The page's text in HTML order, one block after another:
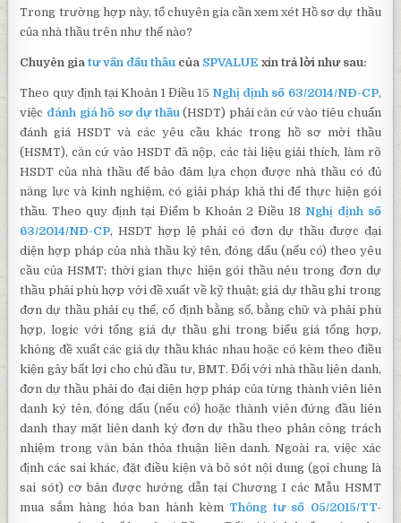
Trong trường hợp này, tổ chuyên gia cần xem xét Hồ sơ dự thầu
của nhà thầu trên như thế nào?
Chuyên giatư vấn đấu thầu của SPVALUE xin trả lời như sau:
Theo quy định tại Khoản 1 Điều 15 Nghị định số 63/2014/NĐ-CP,
việc đánh giá hồ sơ dự thầu(HSDT) phải căn cứ vào tiêu chuẩn
đánh giá HSDT và các yêu cầu khác trong hồ sơ mời thầu
(HSMT), căn cứ vào HSDT đã nộp, các tài liệu giải thích, làm rõ
HSDT của nhà thầu để bảo đảm lựa chọn được nhà thầu có đủ
năng lực và kinh nghiệm, có giải pháp khả thi để thực hiện gói
thầu. Theo quy định tại Điểm b Khoản 2 Điều 18 Nghị định số
63/2014/NĐ-CP, HSDT hợp lệ phải có đơn dự thầu được đại
diện hợp pháp của nhà thầu ký tên, đóng dấu (nếu có) theo yêu
cầu của HSMT; thời gian thực hiện gói thầu nêu trong đơn dự
thầu phải phù hợp với đề xuất về kỹ thuật; giá dự thầu ghi trong
đơn dự thầu phải cụ thể, cố định bằng số, bằng chữ và phải phù
hợp, logic với tổng giá dự thầu ghi trong biểu giá tổng hợp,
không đề xuất các giá dự thầu khác nhau hoặc có kèm theo điều
kiện gây bất lợi cho chủ đầu tư, BMT. Đối với nhà thầu liên danh,
đơn dự thầu phải do đại diện hợp pháp của từng thành viên liên
danh ký tên, đóng dấu (nếu có) hoặc thành viên đứng đầu liên
danh thay mặt liên danh ký đơn dự thầu theo phân công trách
nhiệm trong văn bản thỏa thuận liên danh. Ngoài ra, việc xác
định các sai khác, đặt điều kiện và bỏ sót nội dung (gọi chung là
sai sót) cơ bản được hướng dẫn tại Chương I các Mẫu HSMT
mua sắm hàng hóa ban hành kèm Thông tư số 05/2015/TT-